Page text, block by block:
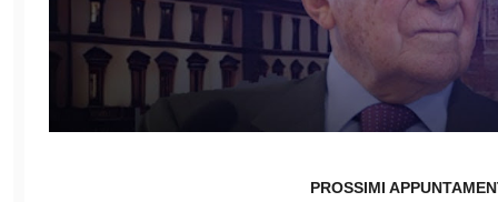
PROSSIMI